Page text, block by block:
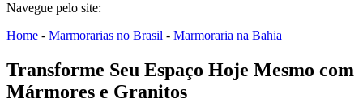
Navegue pelo site:
Home - Marmorarias no Brasil - Marmoraria na Bahia
Transforme Seu Espaço Hoje Mesmo com
Mármores e Granitos